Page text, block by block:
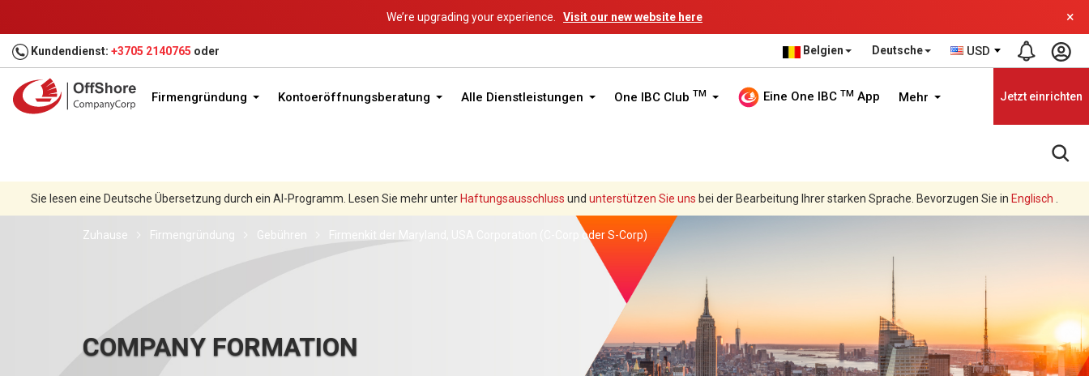
We’re upgrading your experience. Visit our new website here ×
Kundendienst: +3705 2140765 oder Belgien Deutsche USD
Firmengründung Kontoeröffnungsberatung Alle Dienstleistungen One IBC Club TM Eine One IBC TM App Mehr Jetzt einrichten
Sie lesen eine Deutsche Übersetzung durch ein AI-Programm. Lesen Sie mehr unter Haftungsausschluss und unterstützen Sie uns bei der Bearbeitung Ihrer starken Sprache. Bevorzugen Sie in Englisch .
Zuhause Firmengründung Gebühren Firmenkit der Maryland, USA Corporation (C-Corp oder S-Corp)
COMPANY FORMATION